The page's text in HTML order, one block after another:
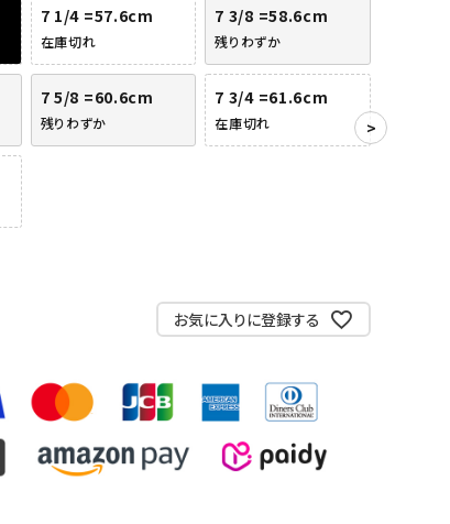
7 1/4 =57.6cm
在庫切れ
7 3/8 =58.6cm
残りわずか
7 5/8 =60.6cm
残りわずか
7 3/4 =61.6cm
在庫切れ
お気に入りに登録する